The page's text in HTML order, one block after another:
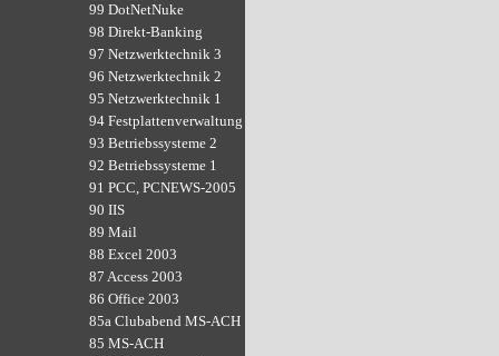
99 DotNetNuke
98 Direkt-Banking
97 Netzwerktechnik 3
96 Netzwerktechnik 2
95 Netzwerktechnik 1
94 Festplattenverwaltung
93 Betriebssysteme 2
92 Betriebssysteme 1
91 PCC, PCNEWS-2005
90 IIS
89 Mail
88 Excel 2003
87 Access 2003
86 Office 2003
85a Clubabend MS-ACH
85 MS-ACH